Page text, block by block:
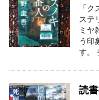
「
ステ
ミヤ
う印
す。
読